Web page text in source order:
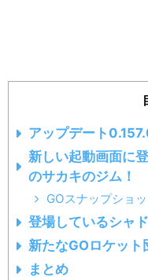
アップデート
新しい起動画面に
のサカキのジム！
GOスナップショ
登場しているシャ
新たなGOロケット
まとめ